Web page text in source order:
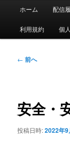
メ
ホーム 配信
利用規約 個
投
ゲ
ー
ョ
← 前へ
安全・
投稿日時:2022年9